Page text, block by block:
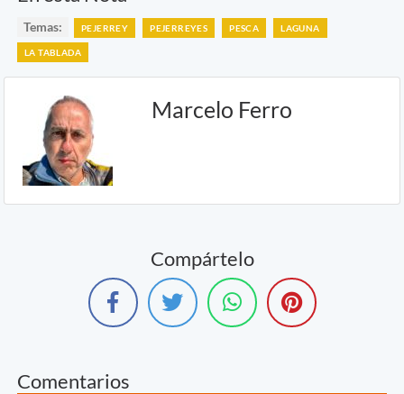
Temas: PEJERREY PEJERREYES PESCA LAGUNA
LA TABLADA
Marcelo Ferro
Compártelo
Comentarios